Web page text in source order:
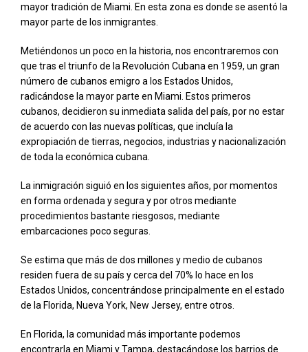
mayor tradición de Miami. En esta zona es donde se asentó la
mayor parte de los inmigrantes.
Metiéndonos un poco en la historia, nos encontraremos con
que tras el triunfo de la Revolución Cubana en 1959, un gran
número de cubanos emigro a los Estados Unidos,
radicándose la mayor parte en Miami. Estos primeros
cubanos, decidieron su inmediata salida del país, por no estar
de acuerdo con las nuevas políticas, que incluía la
expropiación de tierras, negocios, industrias y nacionalización
de toda la económica cubana.
La inmigración siguió en los siguientes años, por momentos
en forma ordenada y segura y por otros mediante
procedimientos bastante riesgosos, mediante
embarcaciones poco seguras.
Se estima que más de dos millones y medio de cubanos
residen fuera de su país y cerca del 70% lo hace en los
Estados Unidos, concentrándose principalmente en el estado
de la Florida, Nueva York, New Jersey, entre otros.
En Florida, la comunidad más importante podemos
encontrarla en Miami y Tampa, destacándose los barrios de